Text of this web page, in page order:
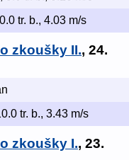
tr. b., 4.03 m/s
zkoušky II., 24.
tr. b., 3.43 m/s
zkoušky I., 23.